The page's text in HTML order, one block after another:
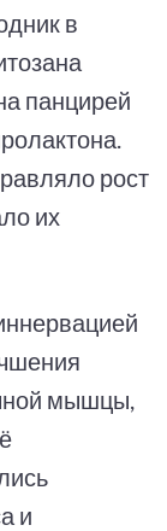
в
панцирей
рост
их
мышцы,
и